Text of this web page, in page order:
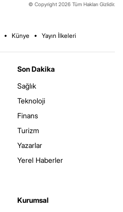
© Copyright 2026 Tüm Hakları Gizlidir.
Künye Yayın İlkeleri
Son Dakika
Sağlık
Teknoloji
Finans
Turizm
Yazarlar
Yerel Haberler
Kurumsal